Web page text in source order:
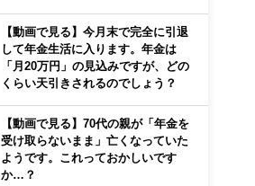
【動画で見る】今月末で完全に引退
して年金生活に入ります。年金は
「月20万円」の見込みですが、どの
くらい天引きされるのでしょう？
【動画で見る】70代の親が「年金を
受け取らないまま」亡くなっていた
ようです。これっておかしいです
か…？